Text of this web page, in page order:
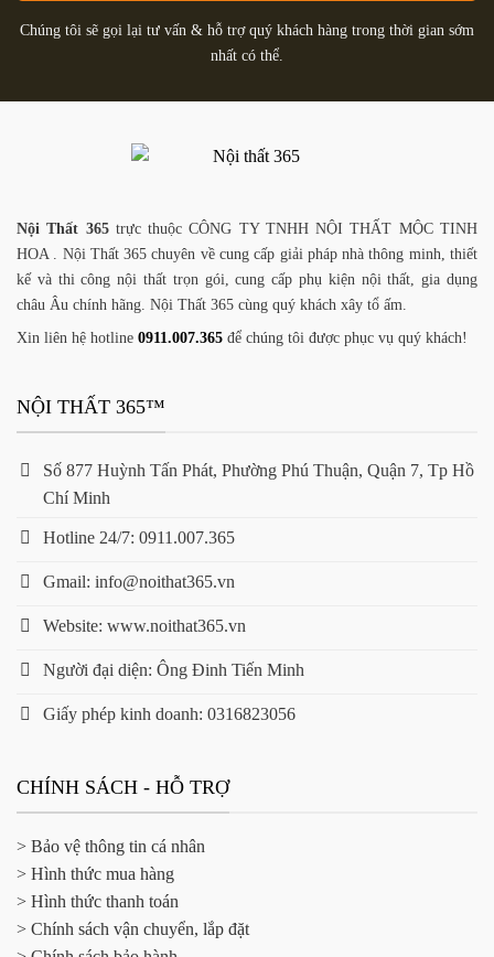
Chúng tôi sẽ gọi lại tư vấn & hỗ trợ quý khách hàng trong thời gian sớm
nhất có thể.
Nội Thất 365trực thuộc CÔNG TY TNHH NỘI THẤT MỘC TINH
HOA . Nội Thất 365 chuyên về cung cấp giải pháp nhà thông minh, thiết
kế và thi công nội thất trọn gói, cung cấp phụ kiện nội thất, gia dụng
châu Âu chính hãng. Nội Thất 365 cùng quý khách xây tổ ấm.
Xin liên hệ hotline 0911.007.365 để chúng tôi được phục vụ quý khách!
NỘI THẤT 365™
Số 877 Huỳnh Tấn Phát, Phường Phú Thuận, Quận 7, Tp Hồ
Chí Minh
Hotline 24/7: 0911.007.365
Gmail: info@noithat365.vn
Website: www.noithat365.vn
Người đại diện: Ông Đinh Tiến Minh
Giấy phép kinh doanh: 0316823056
CHÍNH SÁCH - HỖ TRỢ
> Bảo vệ thông tin cá nhân
> Hình thức mua hàng
> Hình thức thanh toán
> Chính sách vận chuyển, lắp đặt